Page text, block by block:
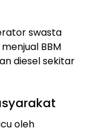
swasta
BBM
diesel sekitar
oleh